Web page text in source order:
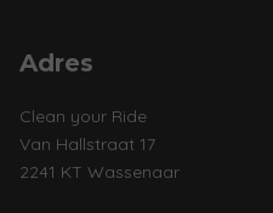
Adres
Clean your Ride
Van Hallstraat 17
2241 KT Wassenaar